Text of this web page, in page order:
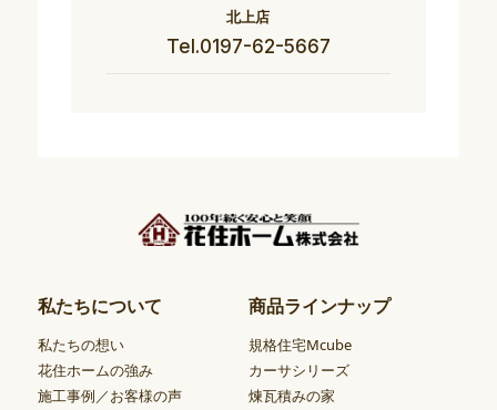
北上店
Tel.0197-62-5667
私たちについて
私たちの想い
花住ホームの強み
施工事例／お客様の声
商品ラインナップ
規格住宅Mcube
カーサシリーズ
煉瓦積みの家